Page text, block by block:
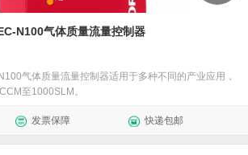
N100气体质量流量控制器
气体质量流量控制器适用于多种不同的产业应用，
至1000SLM。
发票保障 快递包邮